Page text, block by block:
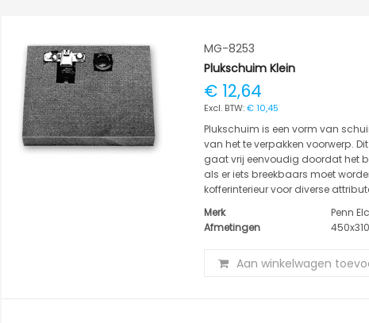
MG-8253
Plukschuim Klein
€ 12,64
€ 10,45
Plukschuim is een vorm van
van het te verpakken voorwerp.
gaat vrij eenvoudig doordat het
als er iets breekbaars moet
kofferinterieur voor diverse
Merk
Penn
Afmetingen
Aan winkelwagen